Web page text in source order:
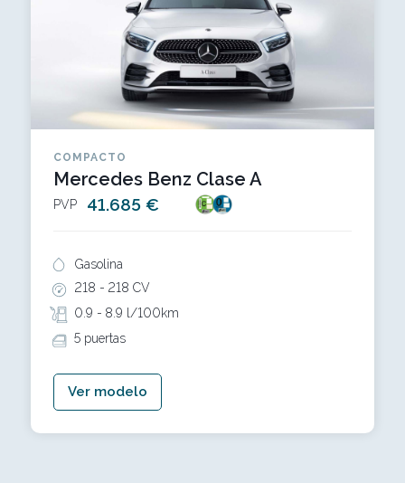
COMPACTO
Mercedes Benz Clase A
PVP 41.685 €
Gasolina
218 - 218 CV
0.9 - 8.9 l/100km
5 puertas
Ver modelo